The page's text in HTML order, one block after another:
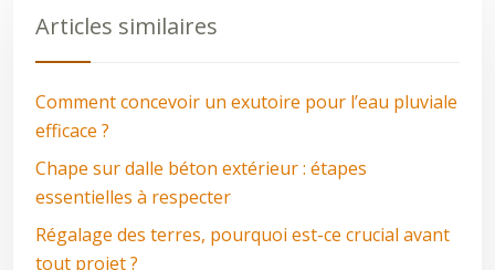
Articles similaires
Comment concevoir un exutoire pour l’eau pluviale
efficace ?
Chape sur dalle béton extérieur : étapes
essentielles à respecter
Régalage des terres, pourquoi est-ce crucial avant
tout projet ?